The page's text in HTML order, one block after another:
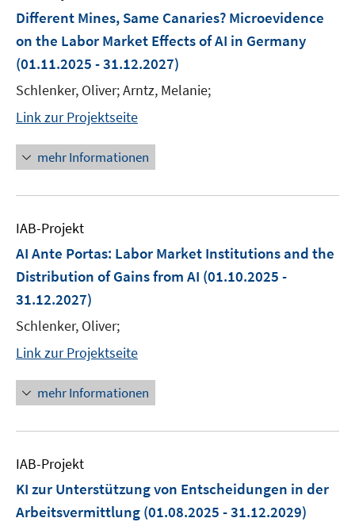
Different Mines, Same Canaries? Microevidence
on the Labor Market Effects of AI in Germany
(01.11.2025 - 31.12.2027)
Schlenker, Oliver; Arntz, Melanie;
Link zur Projektseite
mehr Informationen
IAB-Projekt
AI Ante Portas: Labor Market Institutions and the
Distribution of Gains from AI (01.10.2025 -
31.12.2027)
Schlenker, Oliver;
Link zur Projektseite
mehr Informationen
IAB-Projekt
KI zur Unterstützung von Entscheidungen in der
Arbeitsvermittlung (01.08.2025 - 31.12.2029)